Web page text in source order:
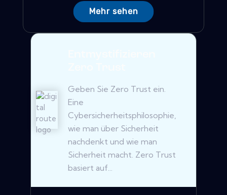
Mehr sehen
Geben Sie Zero Trust ein.
Eine
Cybersicherheitsphilosophie,
wie man über Sicherheit
nachdenkt und wie man
Sicherheit macht. Zero Trust
basiert auf...